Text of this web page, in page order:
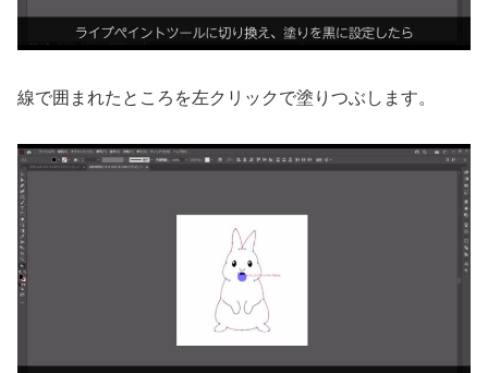
線で囲まれたところを左クリックで塗りつぶします。